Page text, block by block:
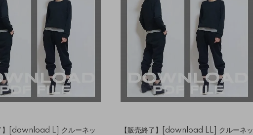
】[download L] クルーネッ
【販売終了】[download LL] クルーネッ